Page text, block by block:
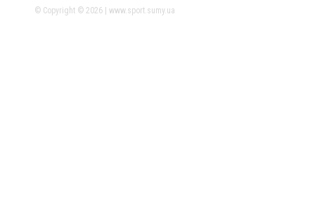
© Copyright © 2026 | www.sport.sumy.ua